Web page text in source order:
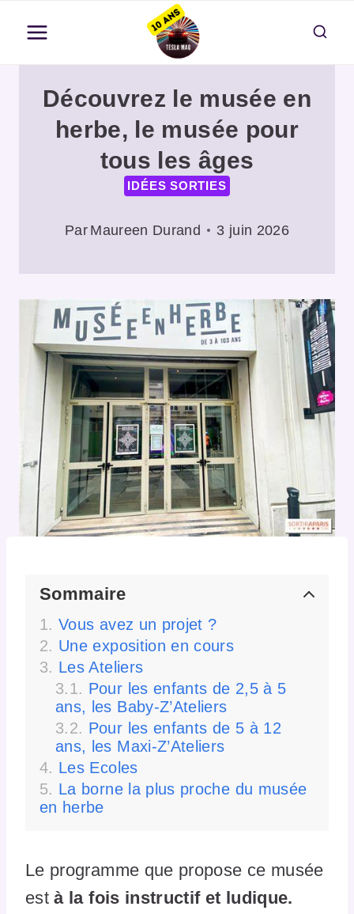
contenu
Découvrez le musée en
herbe, le musée pour
tous les âges
IDÉES SORTIES
Par Maureen Durand 3 juin 2026
Sommaire
Vous avez un projet ?
Une exposition en cours
Les Ateliers
Pour les enfants de 2,5 à 5
ans, les Baby-Z’Ateliers
Pour les enfants de 5 à 12
ans, les Maxi-Z’Ateliers
Les Ecoles
La borne la plus proche du musée
en herbe
Le programme que propose ce musée
està la fois instructif et ludique.